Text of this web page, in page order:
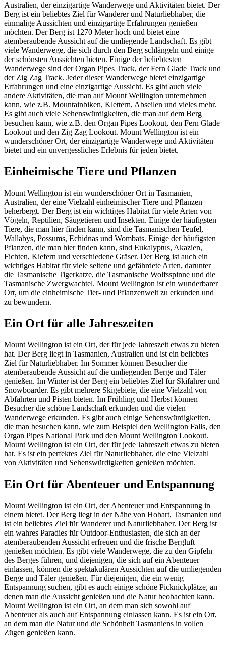
Australien, der einzigartige Wanderwege und Aktivitäten bietet. Der
Berg ist ein beliebtes Ziel für Wanderer und Naturliebhaber, die
einmalige Aussichten und einzigartige Erfahrungen genießen
möchten. Der Berg ist 1270 Meter hoch und bietet eine
atemberaubende Aussicht auf die umliegende Landschaft. Es gibt
viele Wanderwege, die sich durch den Berg schlängeln und einige
der schönsten Aussichten bieten. Einige der beliebtesten
Wanderwege sind der Organ Pipes Track, der Fern Glade Track und
der Zig Zag Track. Jeder dieser Wanderwege bietet einzigartige
Erfahrungen und eine einzigartige Aussicht. Es gibt auch viele
andere Aktivitäten, die man auf Mount Wellington unternehmen
kann, wie z.B. Mountainbiken, Klettern, Abseilen und vieles mehr.
Es gibt auch viele Sehenswürdigkeiten, die man auf dem Berg
besuchen kann, wie z.B. den Organ Pipes Lookout, den Fern Glade
Lookout und den Zig Zag Lookout. Mount Wellington ist ein
wunderschöner Ort, der einzigartige Wanderwege und Aktivitäten
bietet und ein unvergessliches Erlebnis für jeden bietet.
Einheimische Tiere und Pflanzen
Mount Wellington ist ein wunderschöner Ort in Tasmanien,
Australien, der eine Vielzahl einheimischer Tiere und Pflanzen
beherbergt. Der Berg ist ein wichtiges Habitat für viele Arten von
Vögeln, Reptilien, Säugetieren und Insekten. Einige der häufigsten
Tiere, die man hier finden kann, sind die Tasmanischen Teufel,
Wallabys, Possums, Echidnas und Wombats. Einige der häufigsten
Pflanzen, die man hier finden kann, sind Eukalyptus, Akazien,
Fichten, Kiefern und verschiedene Gräser. Der Berg ist auch ein
wichtiges Habitat für viele seltene und gefährdete Arten, darunter
die Tasmanische Tigerkatze, die Tasmanische Wolfsspinne und die
Tasmanische Zwergwachtel. Mount Wellington ist ein wunderbarer
Ort, um die einheimische Tier- und Pflanzenwelt zu erkunden und
zu bewundern.
Ein Ort für alle Jahreszeiten
Mount Wellington ist ein Ort, der für jede Jahreszeit etwas zu bieten
hat. Der Berg liegt in Tasmanien, Australien und ist ein beliebtes
Ziel für Naturliebhaber. Im Sommer können Besucher die
atemberaubende Aussicht auf die umliegenden Berge und Täler
genießen. Im Winter ist der Berg ein beliebtes Ziel für Skifahrer und
Snowboarder. Es gibt mehrere Skigebiete, die eine Vielzahl von
Abfahrten und Pisten bieten. Im Frühling und Herbst können
Besucher die schöne Landschaft erkunden und die vielen
Wanderwege erkunden. Es gibt auch einige Sehenswürdigkeiten,
die man besuchen kann, wie zum Beispiel den Wellington Falls, den
Organ Pipes National Park und den Mount Wellington Lookout.
Mount Wellington ist ein Ort, der für jede Jahreszeit etwas zu bieten
hat. Es ist ein perfektes Ziel für Naturliebhaber, die eine Vielzahl
von Aktivitäten und Sehenswürdigkeiten genießen möchten.
Ein Ort für Abenteuer und Entspannung
Mount Wellington ist ein Ort, der Abenteuer und Entspannung in
einem bietet. Der Berg liegt in der Nähe von Hobart, Tasmanien und
ist ein beliebtes Ziel für Wanderer und Naturliebhaber. Der Berg ist
ein wahres Paradies für Outdoor-Enthusiasten, die sich an der
atemberaubenden Aussicht erfreuen und die frische Bergluft
genießen möchten. Es gibt viele Wanderwege, die zu den Gipfeln
des Berges führen, und diejenigen, die sich auf ein Abenteuer
einlassen, können die spektakulären Aussichten auf die umliegenden
Berge und Täler genießen. Für diejenigen, die ein wenig
Entspannung suchen, gibt es auch einige schöne Picknickplätze, an
denen man die Aussicht genießen und die Natur beobachten kann.
Mount Wellington ist ein Ort, an dem man sich sowohl auf
Abenteuer als auch auf Entspannung einlassen kann. Es ist ein Ort,
an dem man die Natur und die Schönheit Tasmaniens in vollen
Zügen genießen kann.